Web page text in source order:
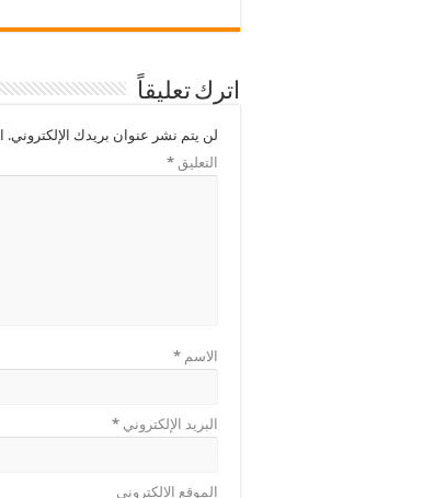
اترك تعليقاً
لن يتم نشر عنوان بريدك الإلكتروني.
التعليق *
الاسم *
البريد الإلكتروني *
الموقع الإلكتروني